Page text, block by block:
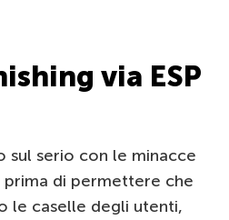
via ESP
sul serio con le minacce
di permettere che
le caselle degli utenti,